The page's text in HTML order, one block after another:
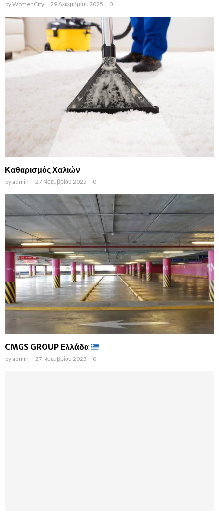
byWomenCity 29 Δεκεμβρίου 2025 0
Καθαρισμός Χαλιών
byadmin 27 Νοεμβρίου 2025 0
CMGS GROUP Ελλάδα
byadmin 27 Νοεμβρίου 2025 0